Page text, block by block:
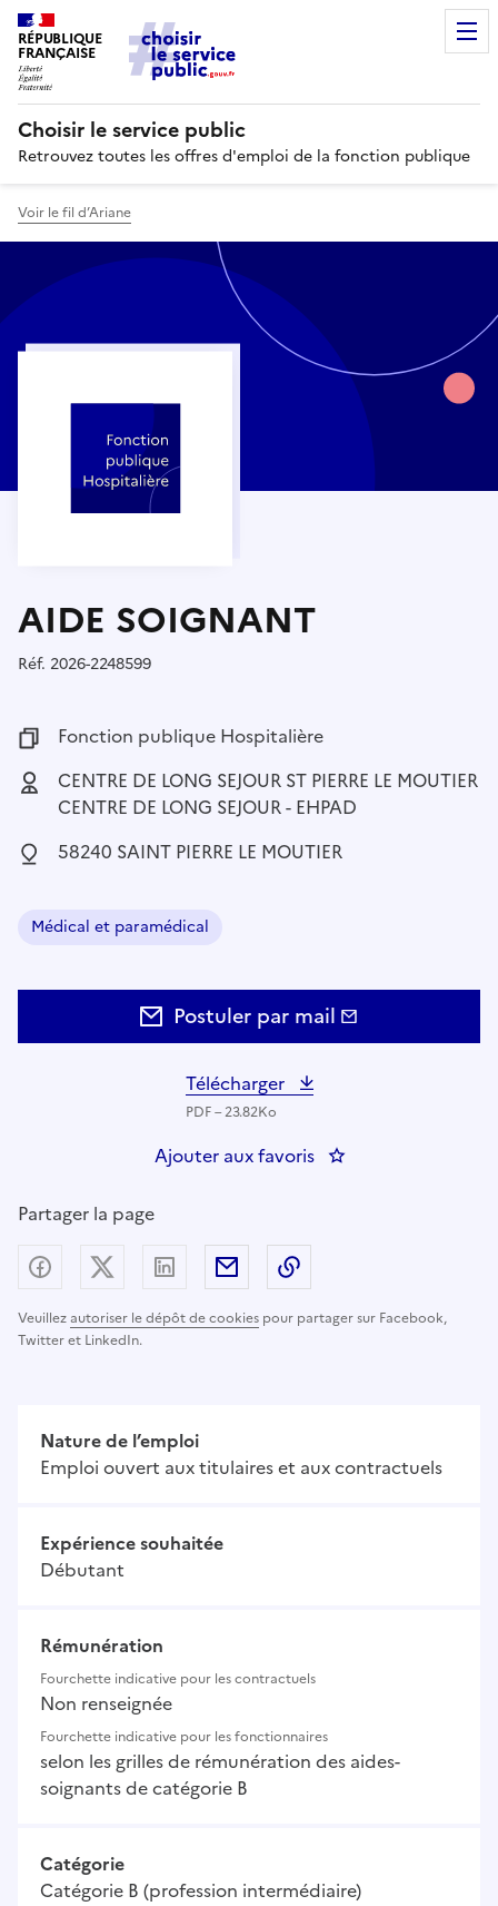
RÉPUBLIQUE
FRANÇAISE
Choisir le service public
Retrouvez toutes les offres d'emploi de la fonction publique
Voir le fil d’Ariane
AIDE SOIGNANT
Réf. Référence :
2026-2248599
Fonction publique :
Fonction publique Hospitalière
Employeur :
CENTRE DE LONG SEJOUR ST PIERRE LE MOUTIER
CENTRE DE LONG SEJOUR - EHPAD
Localisation :
58240 SAINT PIERRE LE MOUTIER
Domaine :
Médical et paramédical
Postuler par mail
Télécharger
PDF – 23.82Ko
Ajouter aux favoris : AIDE SOIGNANT
Partager la page
Veuillezautoriser le dépôt de cookies pour partager sur Facebook,
Twitter et LinkedIn.
Partager sur Facebook
Partager sur X (anciennement Twitter) -
Partager sur LinkedIn
Partager par email
Nature de l’emploi
Emploi ouvert aux titulaires et aux contractuels
Expérience souhaitée
Débutant
Rémunération
Fourchette indicative pour les contractuels
Non renseignée
Fourchette indicative pour les fonctionnaires
selon les grilles de rémunération des aides-
soignants de catégorie B
Catégorie
Catégorie B (profession intermédiaire)